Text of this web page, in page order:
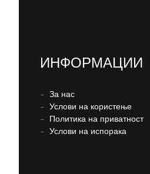
ИНФОРМАЦИИ
– За нас
– Услови на користење
– Политика на приватност
– Услови на испорака